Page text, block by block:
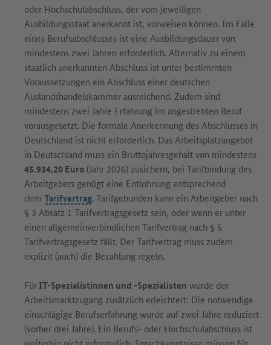
oder Hochschulabschluss, der vom jeweiligen
Ausbildungsstaat anerkannt ist, vorweisen können. Im Falle
eines Berufsabschlusses ist eine Ausbildungsdauer von
mindestens zwei Jahren erforderlich. Alternativ zu einem
staatlich anerkannten Abschluss ist unter bestimmten
Voraussetzungen ein Abschluss einer deutschen
Auslandshandelskammer ausreichend. Zudem sind
mindestens zwei Jahre Erfahrung im angestrebten Beruf
vorausgesetzt. Die formale Anerkennung des Abschlusses in
Deutschland ist nicht erforderlich. Das Arbeitsplatzangebot
in Deutschland muss ein Bruttojahresgehalt von mindestens
45.934,20 Euro (Jahr 2026) zusichern, bei Tarifbindung des
Arbeitgebers genügt eine Entlohnung entsprechend
dem Tarifvertrag. Tarifgebunden kann ein Arbeitgeber nach
§ 3 Absatz 1 Tarifvertragsgesetz sein, oder wenn er unter
einen allgemeinverbindlichen Tarifvertrag nach § 5
Tarifvertragsgesetz fällt. Der Tarifvertrag muss zudem
explizit (auch) die Bezahlung regeln.
FürIT-Spezialistinnen und -Spezialisten wurde der
Arbeitsmarktzugang zusätzlich erleichtert: Die notwendige
einschlägige Berufserfahrung wurde auf zwei Jahre reduziert
(vorher drei Jahre). Ein Berufs- oder Hochschulabschluss ist